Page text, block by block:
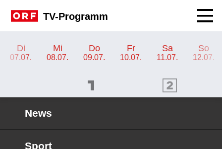
TV-Programm
Di
07.07.
Mi
08.07.
Do
09.07.
Fr
10.07.
Sa
11.07.
So
12.07.
ORF 2 Programm
News
Sport